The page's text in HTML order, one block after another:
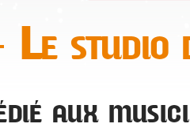
Le studio
aux